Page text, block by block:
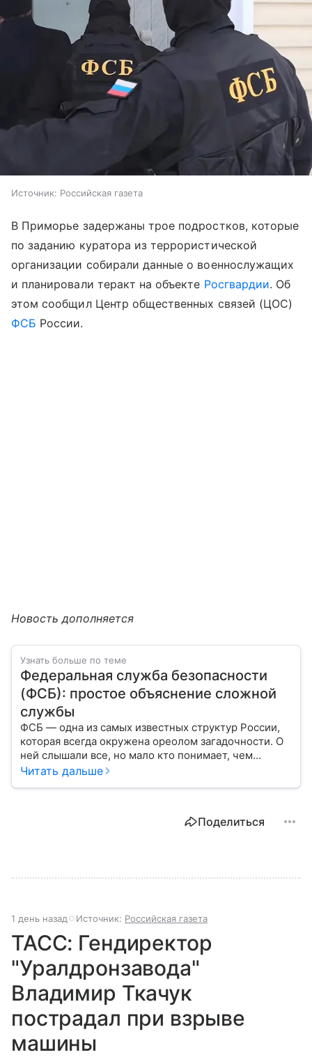
Источник: Российская газета
В Приморье задержаны трое подростков, которые
по заданию куратора из террористической
организации собирали данные о военнослужащих
и планировали теракт на объекте Росгвардии. Об
этом сообщил Центр общественных связей (ЦОС)
ФСБ России.
Новость дополняется
Узнать больше по теме
Федеральная служба безопасности
(ФСБ): простое объяснение сложной
службы
ФСБ — одна из самых известных структур России,
которая всегда окружена ореолом загадочности. О
ней слышали все, но мало кто понимает, чем
именно занимается Федеральная служба
Читать дальше
Поделиться
1 день назад Источник: Российская газета
ТАСС: Гендиректор
"Уралдронзавода"
Владимир Ткачук
пострадал при взрыве
машины